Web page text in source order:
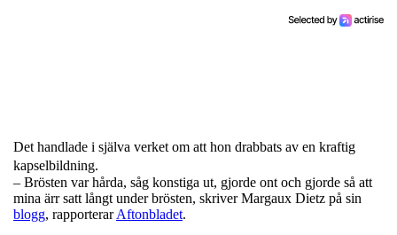
Det handlade i själva verket om att hon drabbats av en kraftig
kapselbildning.
– Brösten var hårda, såg konstiga ut, gjorde ont och gjorde så att
mina ärr satt långt under brösten, skriver Margaux Dietz på sin
blogg, rapporterarAftonbladet.